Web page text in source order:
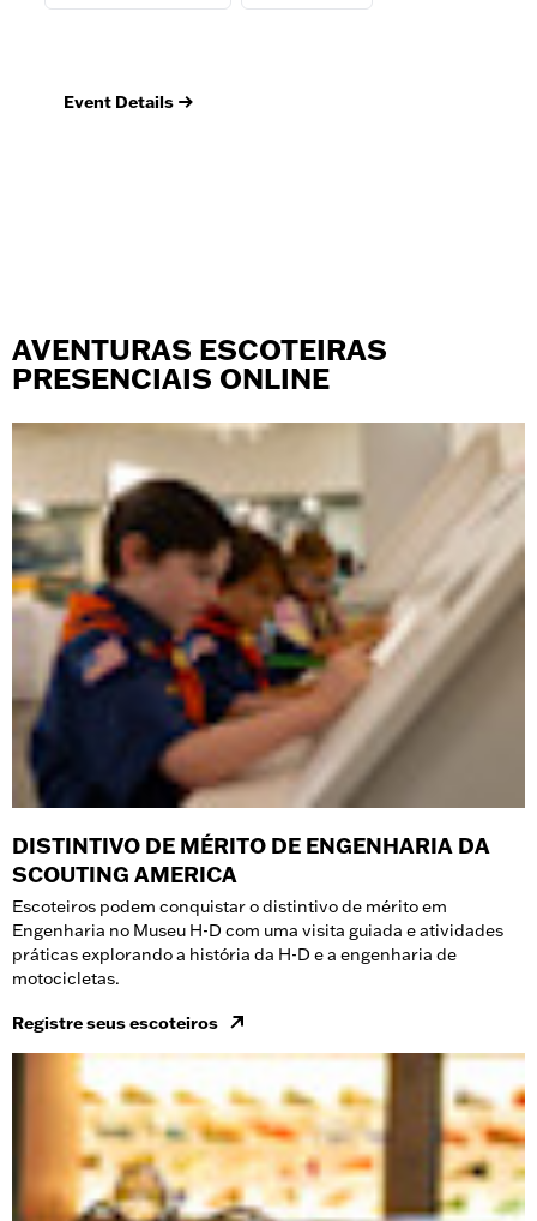
Event Details
AVENTURAS ESCOTEIRAS
PRESENCIAIS ONLINE
DISTINTIVO DE MÉRITO DE ENGENHARIA DA
SCOUTING AMERICA
Escoteiros podem conquistar o distintivo de mérito em
Engenharia no Museu H-D com uma visita guiada e atividades
práticas explorando a história da H-D e a engenharia de
motocicletas.
Registre seus escoteiros